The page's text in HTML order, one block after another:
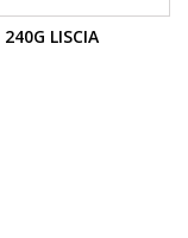
240G LISCIA